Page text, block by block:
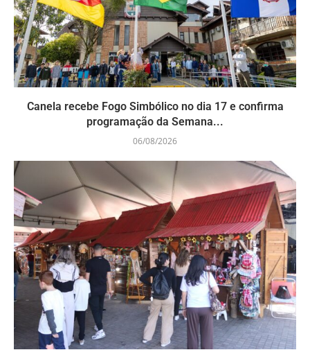
Canela recebe Fogo Simbólico no dia 17 e confirma
programação da Semana...
06/08/2026